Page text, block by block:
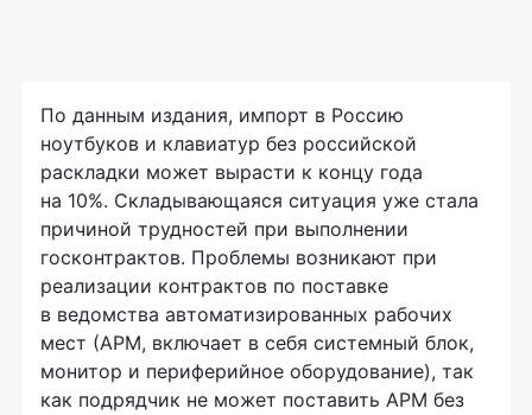
По данным издания, импорт в Россию
ноутбуков и клавиатур без российской
раскладки может вырасти к концу года
на 10%. Складывающаяся ситуация уже стала
причиной трудностей при выполнении
госконтрактов. Проблемы возникают при
реализации контрактов по поставке
в ведомства автоматизированных рабочих
мест (АРМ, включает в себя системный блок,
монитор и периферийное оборудование), так
как подрядчик не может поставить АРМ без